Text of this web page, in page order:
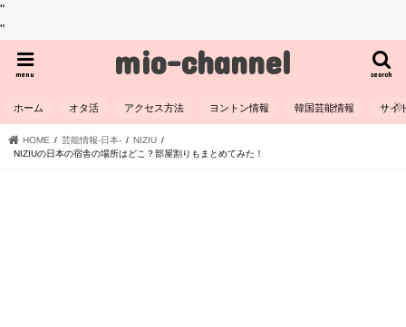
"
"
mio-channel search
menu
ホーム オタ活 アクセス方法 ヨントン情報 韓国芸能情報 サイ
HOME 芸能情報-日本-
NIZIU
NIZIUの日本の宿舎の場所はどこ？部屋割りもまとめてみた！